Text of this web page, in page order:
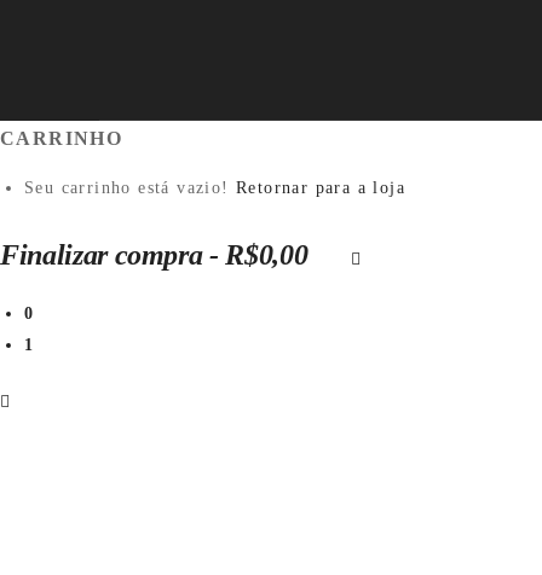
CARRINHO
Seu carrinho está vazio! Retornar para a loja
Finalizar compra - R$0,00
0
1